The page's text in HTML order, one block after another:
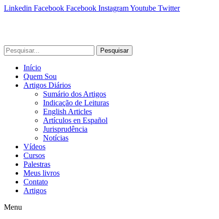
Linkedin Facebook Facebook InstagramYoutube Twitter
Pesquisar
Início
Quem Sou
Artigos Diários
Sumário dos Artigos
Indicação de Leituras
English Articles
Artículos en Español
Jurisprudência
Notícias
Vídeos
Cursos
Palestras
Meus livros
Contato
Artigos
Menu